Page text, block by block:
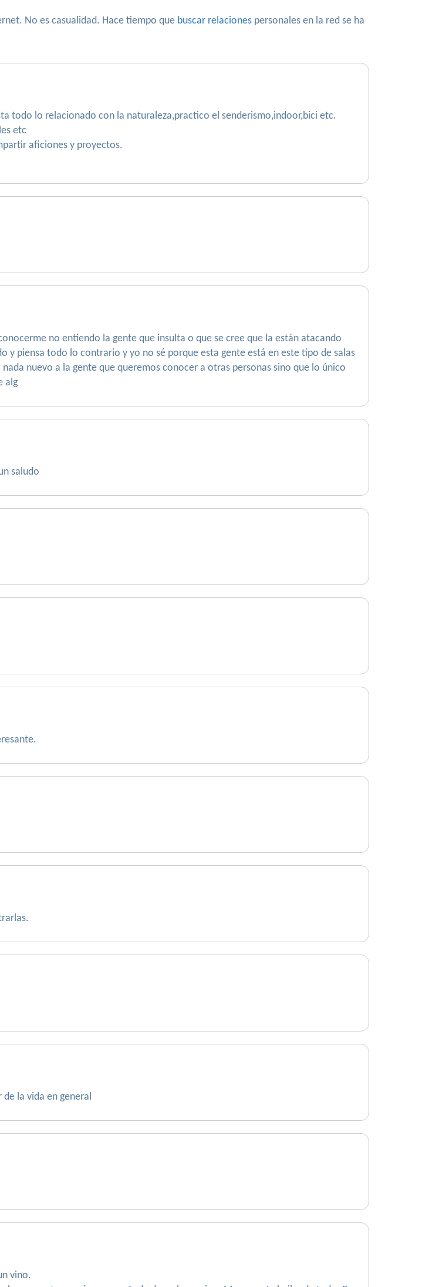
No es casualidad. Hace tiempo que buscar relaciones personales en la red se ha
todo lo relacionado con la naturaleza,practico el senderismo,indoor,bici etc.
etc
aficiones y proyectos.
no entiendo la gente que insulta o que se cree que la están atacando
y piensa todo lo contrario y yo no sé porque esta gente está en este tipo de salas
nuevo a la gente que queremos conocer a otras personas sino que lo único
alg
saludo
la vida en general
vino.